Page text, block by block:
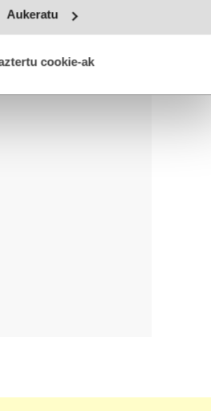
Zure esperientzia eta zerbitzuak
Gehiago irakurri
Aukeratu
cookie-ak